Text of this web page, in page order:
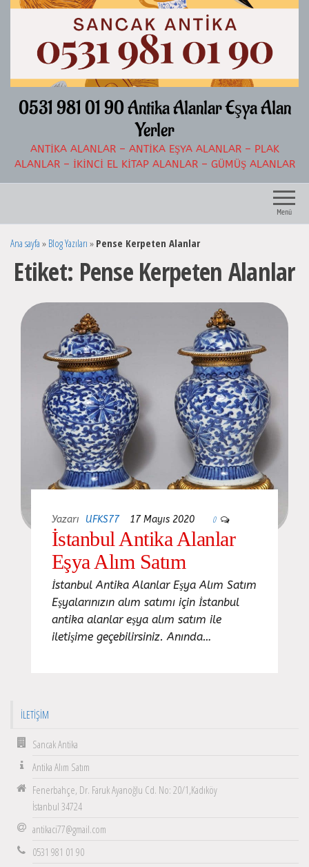
İçeriğe
0531 981 01 90 Antika Alanlar Eşya Alan
Yerler
ANTIKA ALANLAR – ANTIKA EŞYA ALANLAR – PLAK
ALANLAR – İKINCI EL KITAP ALANLAR – GÜMÜŞ ALANLAR
Menü
Ana sayfa » Blog Yazıları » Pense Kerpeten Alanlar
Etiket: Pense Kerpeten Alanlar
Yazarı UFKS77 17 Mayıs 2020 0
İstanbul Antika Alanlar
Eşya Alım Satım
İstanbul Antika Alanlar Eşya Alım Satım
Eşyalarınızın alım satımı için İstanbul
antika alanlar eşya alım satım ile
iletişime geçebilirsiniz. Anında…
İLETIŞIM
Sancak Antika
Antika Alım Satım
Fenerbahçe, Dr. Faruk Ayanoğlu Cd. No: 20/1,Kadıköy
İstanbul 34724
antikaci77@gmail.com
0531 981 01 90